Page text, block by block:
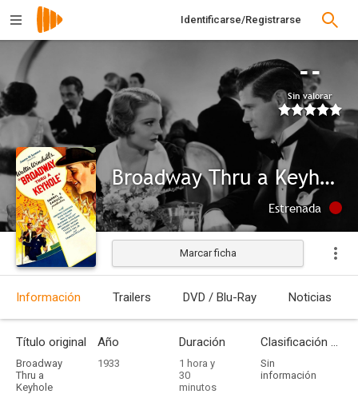
Identificarse/Registrarse
--
Sin valorar
Broadway Thru a Keyhole
Estrenada
Marcar ficha
Información Trailers DVD / Blu-Ray Noticias
Título original
Broadway
Thru a
Keyhole
Año
1933
Duración
1 hora y
30
minutos
Clasificación por edades
Sin
información